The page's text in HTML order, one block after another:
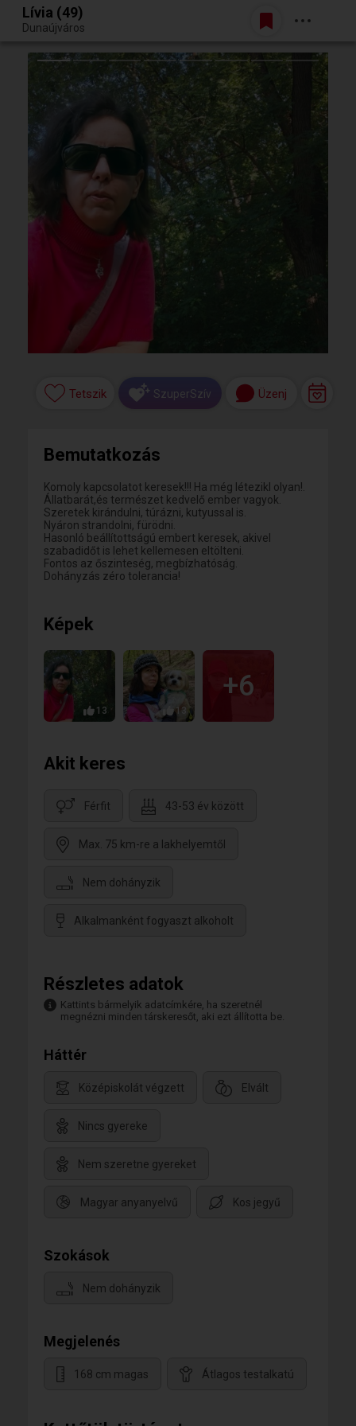
Egy jó randiból bármi lehet.
Belépés
Lívia (49)
Dunaújváros
Tetszik SzuperSzív Üzenj
Bemutatkozás
Komoly kapcsolatot keresek!!! Ha még létezikl olyan!.
Állatbarát,és természet kedvelő ember vagyok.
Szeretek kirándulni, túrázni, kutyussal is.
Nyáron strandolni, fürödni.
Hasonló beállítottságú embert keresek, akivel
szabadidőt is lehet kellemesen eltölteni.
Fontos az őszinteség, megbízhatóság.
Dohányzás zéro tolerancia!
Képek
13 13
+6
Akit keres
Férfit 43-53 év között
Max. 75 km-re a lakhelyemtől
Nem dohányzik
Alkalmanként fogyaszt alkoholt
Részletes adatok
Kattints bármelyik adatcímkére, ha szeretnél
megnézni minden társkeresőt, aki ezt állította be.
Háttér
Középiskolát végzett Elvált
Nincs gyereke
Nem szeretne gyereket
Magyar anyanyelvű Kos jegyű
Szokások
Nem dohányzik
Megjelenés
168 cm magas Átlagos testalkatú